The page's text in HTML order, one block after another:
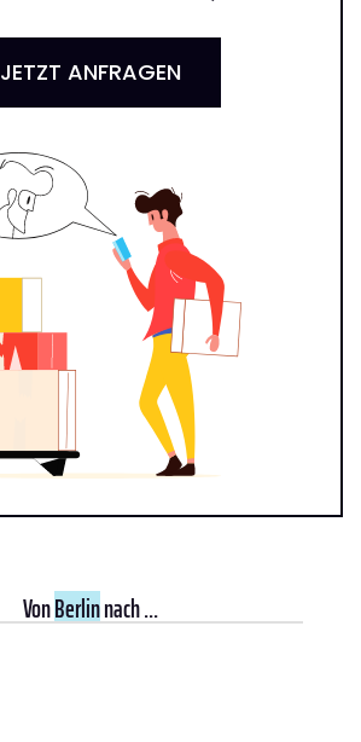
JETZT ANFRAGEN
VonBerlinnach ...